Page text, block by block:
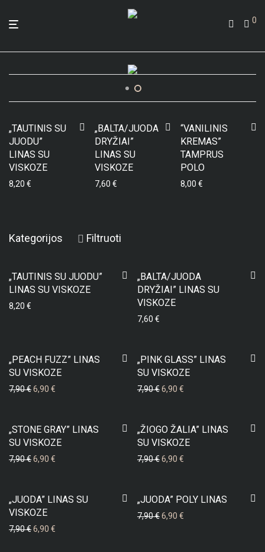
0
„TAUTINIS SU
JUODU”
LINAS SU
VISKOZE
8,20 €
„BALTA/JUODA
DRYŽIAI”
LINAS SU
VISKOZE
7,60 €
“VANILINIS
KREMAS”
TAMPRUS
POLO
8,00 €
Kategorijos Filtruoti
„TAUTINIS SU JUODU”
LINAS SU VISKOZE
8,20 €
„BALTA/JUODA
DRYŽIAI” LINAS SU
VISKOZE
7,60 €
„PEACH FUZZ” LINAS
SU VISKOZE
7,90€6,90 €
„PINK GLASS” LINAS
SU VISKOZE
7,90€6,90 €
„STONE GRAY” LINAS
SU VISKOZE
7,90€6,90 €
„ŽIOGO ŽALIA” LINAS
SU VISKOZE
7,90€6,90 €
„JUODA” LINAS SU
VISKOZE
7,90€6,90 €
„JUODA” POLY LINAS
7,90€6,90 €